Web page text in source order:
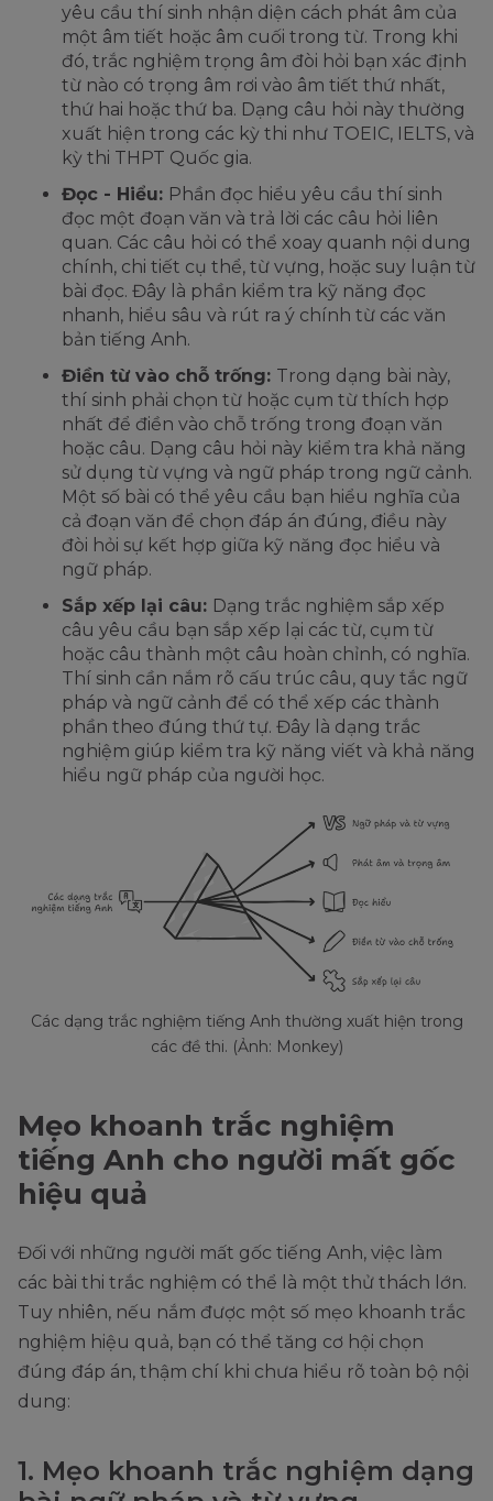
yêu cầu thí sinh nhận diện cách phát âm của
một âm tiết hoặc âm cuối trong từ. Trong khi
đó, trắc nghiệm trọng âm đòi hỏi bạn xác định
từ nào có trọng âm rơi vào âm tiết thứ nhất,
thứ hai hoặc thứ ba. Dạng câu hỏi này thường
xuất hiện trong các kỳ thi như TOEIC, IELTS, và
kỳ thi THPT Quốc gia.
Đọc - Hiểu: Phần đọc hiểu yêu cầu thí sinh
đọc một đoạn văn và trả lời các câu hỏi liên
quan. Các câu hỏi có thể xoay quanh nội dung
chính, chi tiết cụ thể, từ vựng, hoặc suy luận từ
bài đọc. Đây là phần kiểm tra kỹ năng đọc
nhanh, hiểu sâu và rút ra ý chính từ các văn
bản tiếng Anh.
Điền từ vào chỗ trống: Trong dạng bài này,
thí sinh phải chọn từ hoặc cụm từ thích hợp
nhất để điền vào chỗ trống trong đoạn văn
hoặc câu. Dạng câu hỏi này kiểm tra khả năng
sử dụng từ vựng và ngữ pháp trong ngữ cảnh.
Một số bài có thể yêu cầu bạn hiểu nghĩa của
cả đoạn văn để chọn đáp án đúng, điều này
đòi hỏi sự kết hợp giữa kỹ năng đọc hiểu và
ngữ pháp.
Sắp xếp lại câu: Dạng trắc nghiệm sắp xếp
câu yêu cầu bạn sắp xếp lại các từ, cụm từ
hoặc câu thành một câu hoàn chỉnh, có nghĩa.
Thí sinh cần nắm rõ cấu trúc câu, quy tắc ngữ
pháp và ngữ cảnh để có thể xếp các thành
phần theo đúng thứ tự. Đây là dạng trắc
nghiệm giúp kiểm tra kỹ năng viết và khả năng
hiểu ngữ pháp của người học.
Các dạng trắc nghiệm tiếng Anh thường xuất hiện trong
các đề thi. (Ảnh: Monkey)
Mẹo khoanh trắc nghiệm
tiếng Anh cho người mất gốc
hiệu quả
Đối với những người mất gốc tiếng Anh, việc làm
các bài thi trắc nghiệm có thể là một thử thách lớn.
Tuy nhiên, nếu nắm được một số mẹo khoanh trắc
nghiệm hiệu quả, bạn có thể tăng cơ hội chọn
đúng đáp án, thậm chí khi chưa hiểu rõ toàn bộ nội
dung:
1. Mẹo khoanh trắc nghiệm dạng